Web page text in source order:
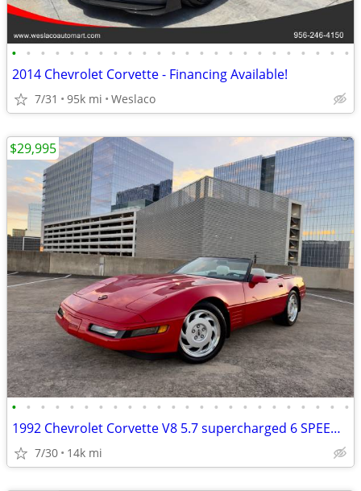
• • • • • • • • • • • • • • • • • • • • • • • •
2014 Chevrolet Corvette - Financing Available!
7/31 95k mi Weslaco
• • • • • • • • • • • • • • • • • • • • • • • •
1992 Chevrolet Corvette V8 5.7 supercharged 6 SPEED MANUAL 500 HP
7/30 14k mi
$29,995